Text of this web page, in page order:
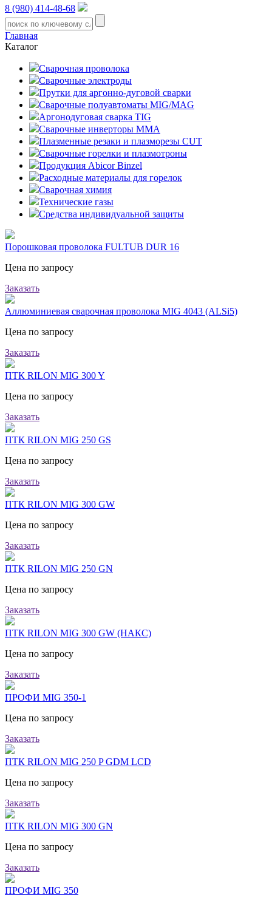
8 (980) 414-48-68
Главная
Каталог
Сварочная проволока
Сварочные электроды
Прутки для аргонно-дуговой сварки
Сварочные полуавтоматы MIG/MAG
Аргонодуговая сварка TIG
Сварочные инверторы MMA
Плазменные резаки и плазморезы CUT
Сварочные горелки и плазмотроны
Продукция Abicor Binzel
Расходные материалы для горелок
Сварочная химия
Технические газы
Средства индивидуальной защиты
Порошковая проволока FULTUB DUR 16
Цена по запросу
Заказать
Аллюминиевая сварочная проволока MIG 4043 (ALSi5)
Цена по запросу
Заказать
ПТК RILON MIG 300 Y
Цена по запросу
Заказать
ПТК RILON MIG 250 GS
Цена по запросу
Заказать
ПТК RILON MIG 300 GW
Цена по запросу
Заказать
ПТК RILON MIG 250 GN
Цена по запросу
Заказать
ПТК RILON MIG 300 GW (НАКС)
Цена по запросу
Заказать
ПРОФИ MIG 350-1
Цена по запросу
Заказать
ПТК RILON MIG 250 P GDM LCD
Цена по запросу
Заказать
ПТК RILON MIG 300 GN
Цена по запросу
Заказать
ПРОФИ MIG 350